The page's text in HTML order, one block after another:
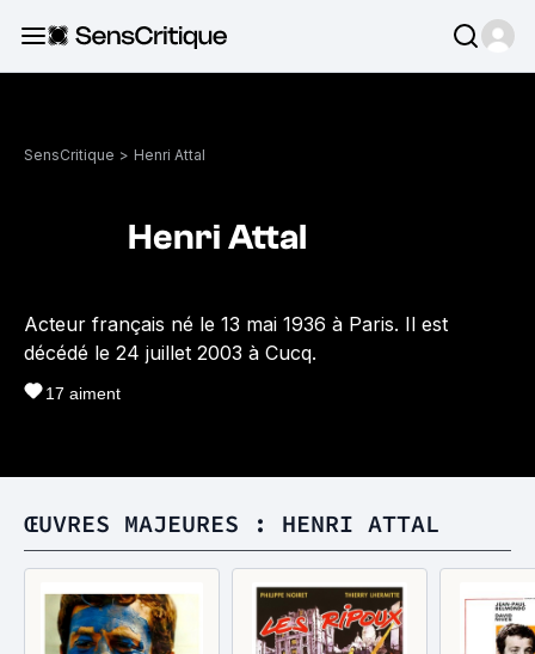
SensCritique > Henri Attal
Henri Attal
Acteur français né le 13 mai 1936 à Paris. Il est
décédé le 24 juillet 2003 à Cucq.
17 aiment
ŒUVRES MAJEURES : HENRI ATTAL